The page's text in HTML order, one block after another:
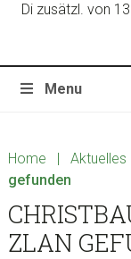
Di zusätzl. von
Menu
Home | Aktuelles
gefunden
ZLAN